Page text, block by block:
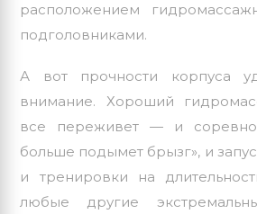
расположением
подголовниками.
А вот прочности корпуса
внимание. Хороший
все переживет — и
больше подымет брызг», и
и тренировки на
любые другие